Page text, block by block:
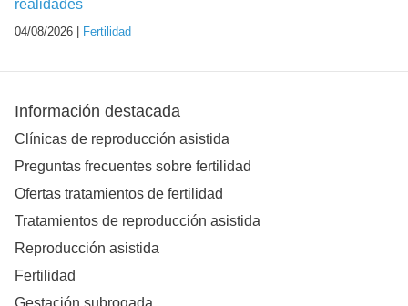
realidades
04/08/2026 | Fertilidad
Información destacada
Clínicas de reproducción asistida
Preguntas frecuentes sobre fertilidad
Ofertas tratamientos de fertilidad
Tratamientos de reproducción asistida
Reproducción asistida
Fertilidad
Gestación subrogada